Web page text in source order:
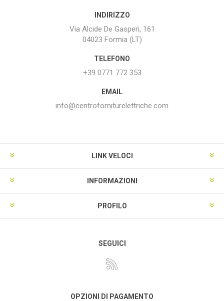
INDIRIZZO
Via Alcide De Gasperi, 161
04023 Formia (LT)
TELEFONO
+39 0771 772 353
EMAIL
info@centroforniturelettriche.com
LINK VELOCI
INFORMAZIONI
PROFILO
SEGUICI
OPZIONI DI PAGAMENTO